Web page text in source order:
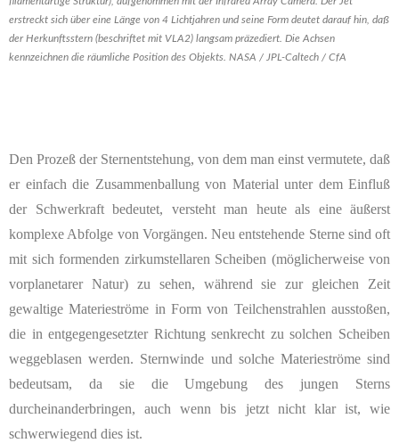
erstreckt sich über eine Länge von 4 Lichtjahren und seine Form deutet darauf hin, daß
der Herkunftsstern (beschriftet mit VLA2) langsam präzediert. Die Achsen
kennzeichnen die räumliche Position des Objekts. NASA / JPL-Caltech / CfA
Den Prozeß der Sternentstehung, von dem man einst vermutete, daß
er einfach die Zusammenballung von Material unter dem Einfluß
der Schwerkraft bedeutet, versteht man heute als eine äußerst
komplexe Abfolge von Vorgängen. Neu entstehende Sterne sind oft
mit sich formenden zirkumstellaren Scheiben (möglicherweise von
vorplanetarer Natur) zu sehen, während sie zur gleichen Zeit
gewaltige Materieströme in Form von Teilchenstrahlen ausstoßen,
die in entgegengesetzter Richtung senkrecht zu solchen Scheiben
weggeblasen werden. Sternwinde und solche Materieströme sind
bedeutsam, da sie die Umgebung des jungen Sterns
durcheinanderbringen, auch wenn bis jetzt nicht klar ist, wie
schwerwiegend dies ist.